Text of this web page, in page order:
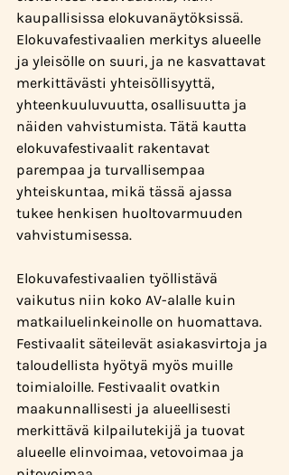
kaupallisissa elokuvanäytöksissä.
Elokuvafestivaalien merkitys alueelle
ja yleisölle on suuri, ja ne kasvattavat
merkittävästi yhteisöllisyyttä,
yhteenkuuluvuutta, osallisuutta ja
näiden vahvistumista. Tätä kautta
elokuvafestivaalit rakentavat
parempaa ja turvallisempaa
yhteiskuntaa, mikä tässä ajassa
tukee henkisen huoltovarmuuden
vahvistumisessa.
Elokuvafestivaalien työllistävä
vaikutus niin koko AV-alalle kuin
matkailuelinkeinolle on huomattava.
Festivaalit säteilevät asiakasvirtoja ja
taloudellista hyötyä myös muille
toimialoille. Festivaalit ovatkin
maakunnallisesti ja alueellisesti
merkittävä kilpailutekijä ja tuovat
alueelle elinvoimaa, vetovoimaa ja